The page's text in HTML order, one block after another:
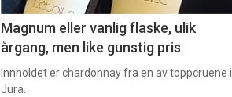
Magnum eller vanlig flaske, ulik
årgang, men like gunstig pris
Innholdet er chardonnay fra en av toppcruene i
Jura.